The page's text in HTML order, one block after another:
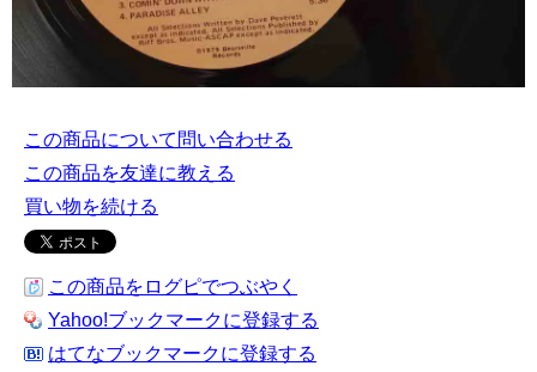
この商品について問い合わせる
この商品を友達に教える
買い物を続ける
この商品をログピでつぶやく
Yahoo!ブックマークに登録する
はてなブックマークに登録する